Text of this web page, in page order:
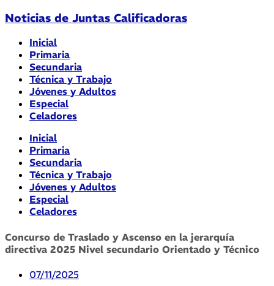
Noticias de Juntas Calificadoras
Inicial
Primaria
Secundaria
Técnica y Trabajo
Jóvenes y Adultos
Especial
Celadores
Inicial
Primaria
Secundaria
Técnica y Trabajo
Jóvenes y Adultos
Especial
Celadores
Concurso de Traslado y Ascenso en la jerarquía
directiva 2025 Nivel secundario Orientado y Técnico
07/11/2025